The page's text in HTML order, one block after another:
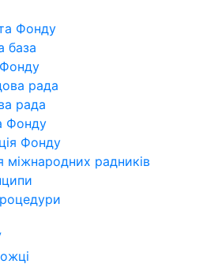
Фонду
база
рада
рада
Фонду
Фонду
міжнародних радників